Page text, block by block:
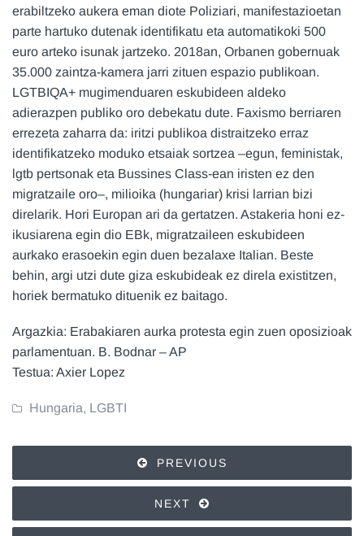
erabiltzeko aukera eman diote Poliziari, manifestazioetan
parte hartuko dutenak identifikatu eta automatikoki 500
euro arteko isunak jartzeko. 2018an, Orbanen gobernuak
35.000 zaintza-kamera jarri zituen espazio publikoan.
LGTBIQA+ mugimenduaren eskubideen aldeko
adierazpen publiko oro debekatu dute. Faxismo berriaren
errezeta zaharra da: iritzi publikoa distraitzeko erraz
identifikatzeko moduko etsaiak sortzea –egun, feministak,
lgtb pertsonak eta Bussines Class-ean iristen ez den
migratzaile oro–, milioika (hungariar) krisi larrian bizi
direlarik. Hori Europan ari da gertatzen. Astakeria honi ez-
ikusiarena egin dio EBk, migratzaileen eskubideen
aurkako erasoekin egin duen bezalaxe Italian. Beste
behin, argi utzi dute giza eskubideak ez direla existitzen,
horiek bermatuko dituenik ez baitago.
Argazkia: Erabakiaren aurka protesta egin zuen oposizioak
parlamentuan. B. Bodnar – AP
Testua: Axier Lopez
Hungaria, LGBTI
PREVIOUS
NEXT